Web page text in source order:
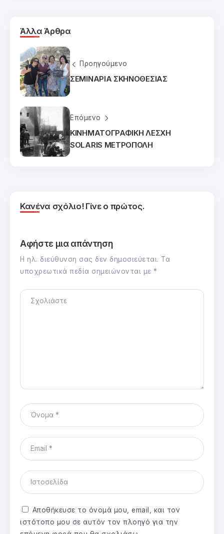
Άλλα Άρθρα
Προηγούμενο
ΣΕΜΙΝΑΡΙΑ ΣΚΗΝΟΘΕΣΙΑΣ
Επόμενο
ΚΙΝΗΜΑΤΟΓΡΑΦΙΚΗ ΛΕΣΧΗ
SOLARIS ΜΕΤΡΟΠΟΛΗ
Κανένα σχόλιο! Γίνε ο πρώτος.
Αφήστε μια απάντηση
Η ηλ. διεύθυνση σας δεν δημοσιεύεται. Τα
υποχρεωτικά πεδία σημειώνονται με *
Αποθήκευσε το όνομά μου, email, και τον
ιστότοπο μου σε αυτόν τον πλοηγό για την